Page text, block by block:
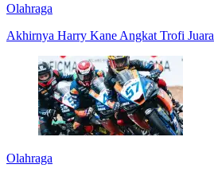
Olahraga
Akhirnya Harry Kane Angkat Trofi Juara
Olahraga